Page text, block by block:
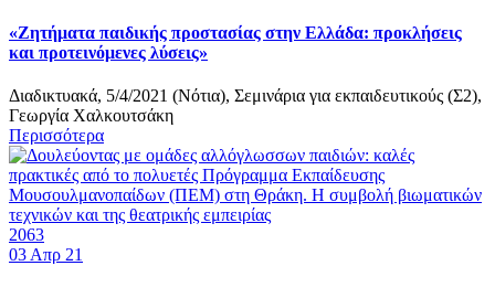
«Ζητήματα παιδικής προστασίας στην Ελλάδα: προκλήσεις
και προτεινόμενες λύσεις»
Διαδικτυακά, 5/4/2021 (Νότια), Σεμινάρια για εκπαιδευτικούς (Σ2),
Γεωργία Χαλκουτσάκη
Περισσότερα
2063
03 Απρ 21